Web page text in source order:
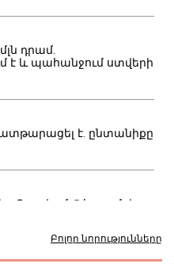
Բոլոր նորությունները
դրամ.
է և պահանջում ստվերի
է. ընտանիքը
Բաքվում. 5 հայ ըմբիշ